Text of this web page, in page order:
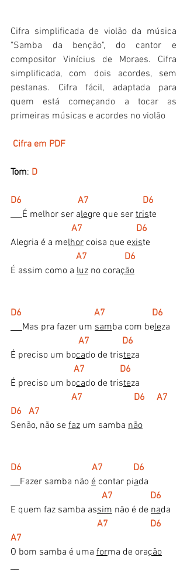
Cifra simplificada de violão da música
"Samba da benção", do cantor e
compositor Vinícius de Moraes. Cifra
simplificada, com dois acordes, sem
pestanas. Cifra fácil, adaptada para
quem está começando a tocar as
primeiras músicas e acordes no violão
Cifra em PDF
Tom: D
D6                        A7                       D6
É melhor ser alegre que ser triste
  A7                       D6
Alegria é a melhor coisa que existe
A7                D6
É assim como a luz no coração
D6                               A7                    D6
Mas pra fazer um samba com beleza
  A7              D6
É preciso um bocado de tristeza
   A7               D6
É preciso um bocado de tristeza
     A7                      D6     A7
D6   A7
Senão, não se faz um samba não
D6                              A7             D6
Fazer samba não é contar piada
    A7                D6
E quem faz samba assim não é de nada
   A7                  D6
A7
O bom samba é uma forma de oração